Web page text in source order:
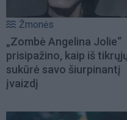
Žmonės
„Zombė Angelina Jolie“
prisipažino, kaip iš
sukūrė savo šiurpinantį
įvaizdį